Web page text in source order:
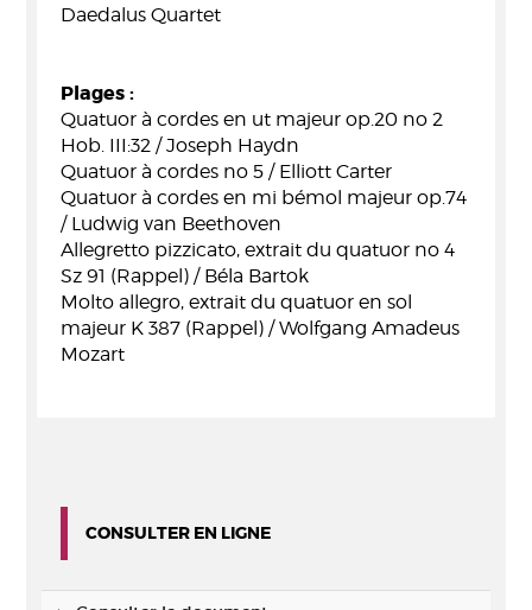
Daedalus Quartet
Plages :
Quatuor à cordes en ut majeur op.20 no 2
Hob. III:32 / Joseph Haydn
Quatuor à cordes no 5 / Elliott Carter
Quatuor à cordes en mi bémol majeur op.74
/ Ludwig van Beethoven
Allegretto pizzicato, extrait du quatuor no 4
Sz 91 (Rappel) / Béla Bartok
Molto allegro, extrait du quatuor en sol
majeur K 387 (Rappel) / Wolfgang Amadeus
Mozart
CONSULTER EN LIGNE